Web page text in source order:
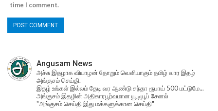
time I comment.
Angusam News
அச்சு இதழாக வியாழன் தோறும் வெளியாகும் தமிழ் வார இதழ்
அங்குசம் செய்தி.
இதழ் உங்கள் இல்லம் தேடி வர ஆண்டு சந்தா ரூபாய் 500 மட்டுமே...
அங்குசம் இதழின் அதிகாரபூர்வமான யூடியூப் சேனல்
"அங்குசம் செய்தி இது மக்களுக்கான செய்தி"